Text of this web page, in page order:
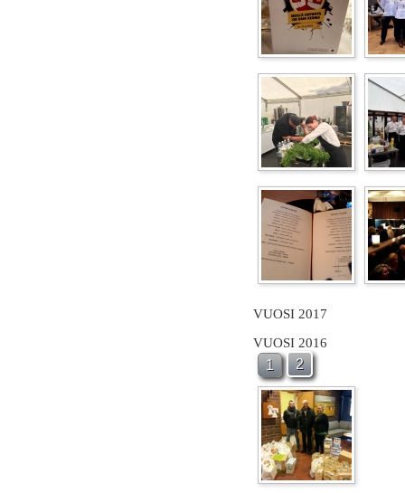
VUOSI 2017
VUOSI 2016
1 2